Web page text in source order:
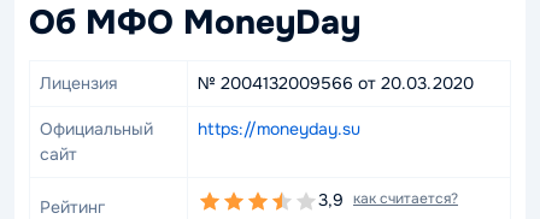
Об МФО MoneyDay
Лицензия № 2004132009566 от 20.03.2020
Официальный
сайт
https://moneyday.su
Рейтинг 3,9 как считается?